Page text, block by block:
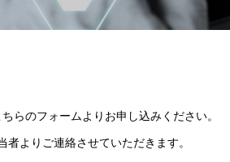
らのフォームよりお申し込みください。
者よりご連絡させていただきます。